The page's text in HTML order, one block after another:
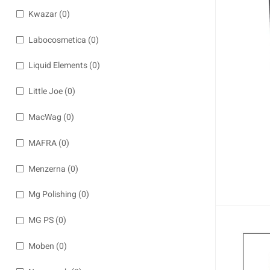
Kwazar(0)
Labocosmetica (0)
Liquid Elements(0)
Little Joe(0)
MacWag (0)
MAFRA(0)
Menzerna (0)
Mg Polishing (0)
MG PS(0)
Moben (0)